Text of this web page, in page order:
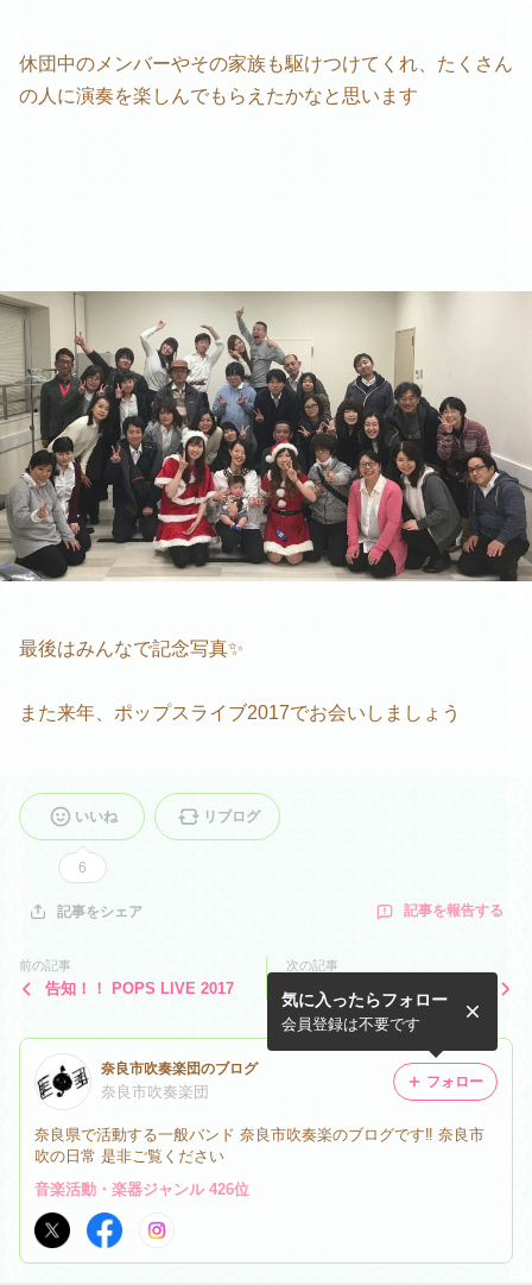
休団中のメンバーやその家族も駆けつけてくれ、たくさん
の人に演奏を楽しんでもらえたかなと思います
最後はみんなで記念写真✨
また来年、ポップスライブ2017でお会いしましょう
いいね
6
リブログ
記事をシェア 記事を報告する
前の記事
告知！！ POPS LIVE 2017
次の記事
年内最後の練習です
奈良市吹奏楽団のブログ
奈良市吹奏楽団
奈良県で活動する一般バンド 奈良市吹奏楽のブログです‼️ 奈良市
吹の日常 是非ご覧ください
気に入ったらフォロー
会員登録は不要です
フォロー
音楽活動・楽器ジャンル 426位